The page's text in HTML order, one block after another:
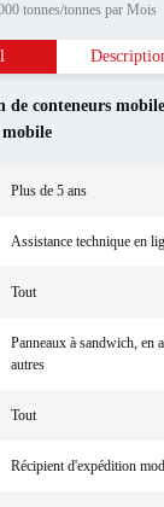
tonnes/tonnes par Mois
de conteneurs mobile
mobile
Plus de 5 ans
Assistance technique en
Tout
Panneaux à sandwich, en
autres
Tout
Récipient d'expédition